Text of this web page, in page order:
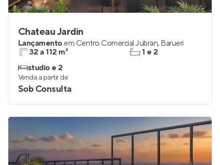
Chateau Jardin
Lançamento em Centro Comercial Jubran, Barueri
32 a 112 m²
studio e 2
1 e 2
Venda a partir de
Sob Consulta